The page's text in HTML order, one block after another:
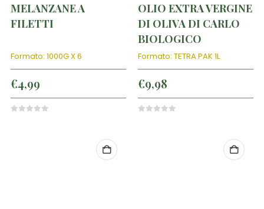
MELANZANE A
FILETTI
Formato: 1000G X 6
€4,99
OLIO EXTRA VERGINE
DI OLIVA DI CARLO
BIOLOGICO
Formato: TETRA PAK 1L
€9,98